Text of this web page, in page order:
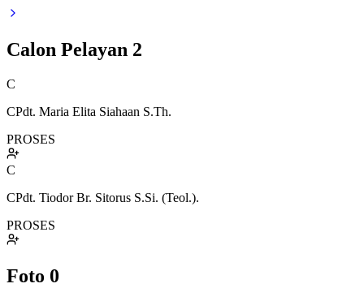
Calon Pelayan 2
C
CPdt. Maria Elita Siahaan S.Th.
PROSES
C
CPdt. Tiodor Br. Sitorus S.Si. (Teol.).
PROSES
Foto 0